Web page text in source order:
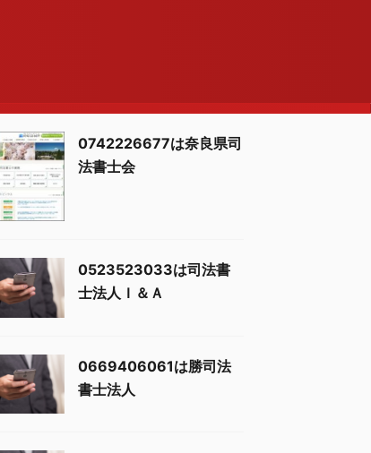
0742226677は奈良県司
法書士会
0523523033は司法書
士法人Ｉ＆Ａ
0669406061は勝司法
書士法人